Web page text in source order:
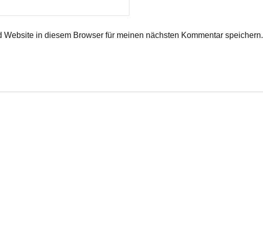
Website in diesem Browser für meinen nächsten Kommentar speichern.